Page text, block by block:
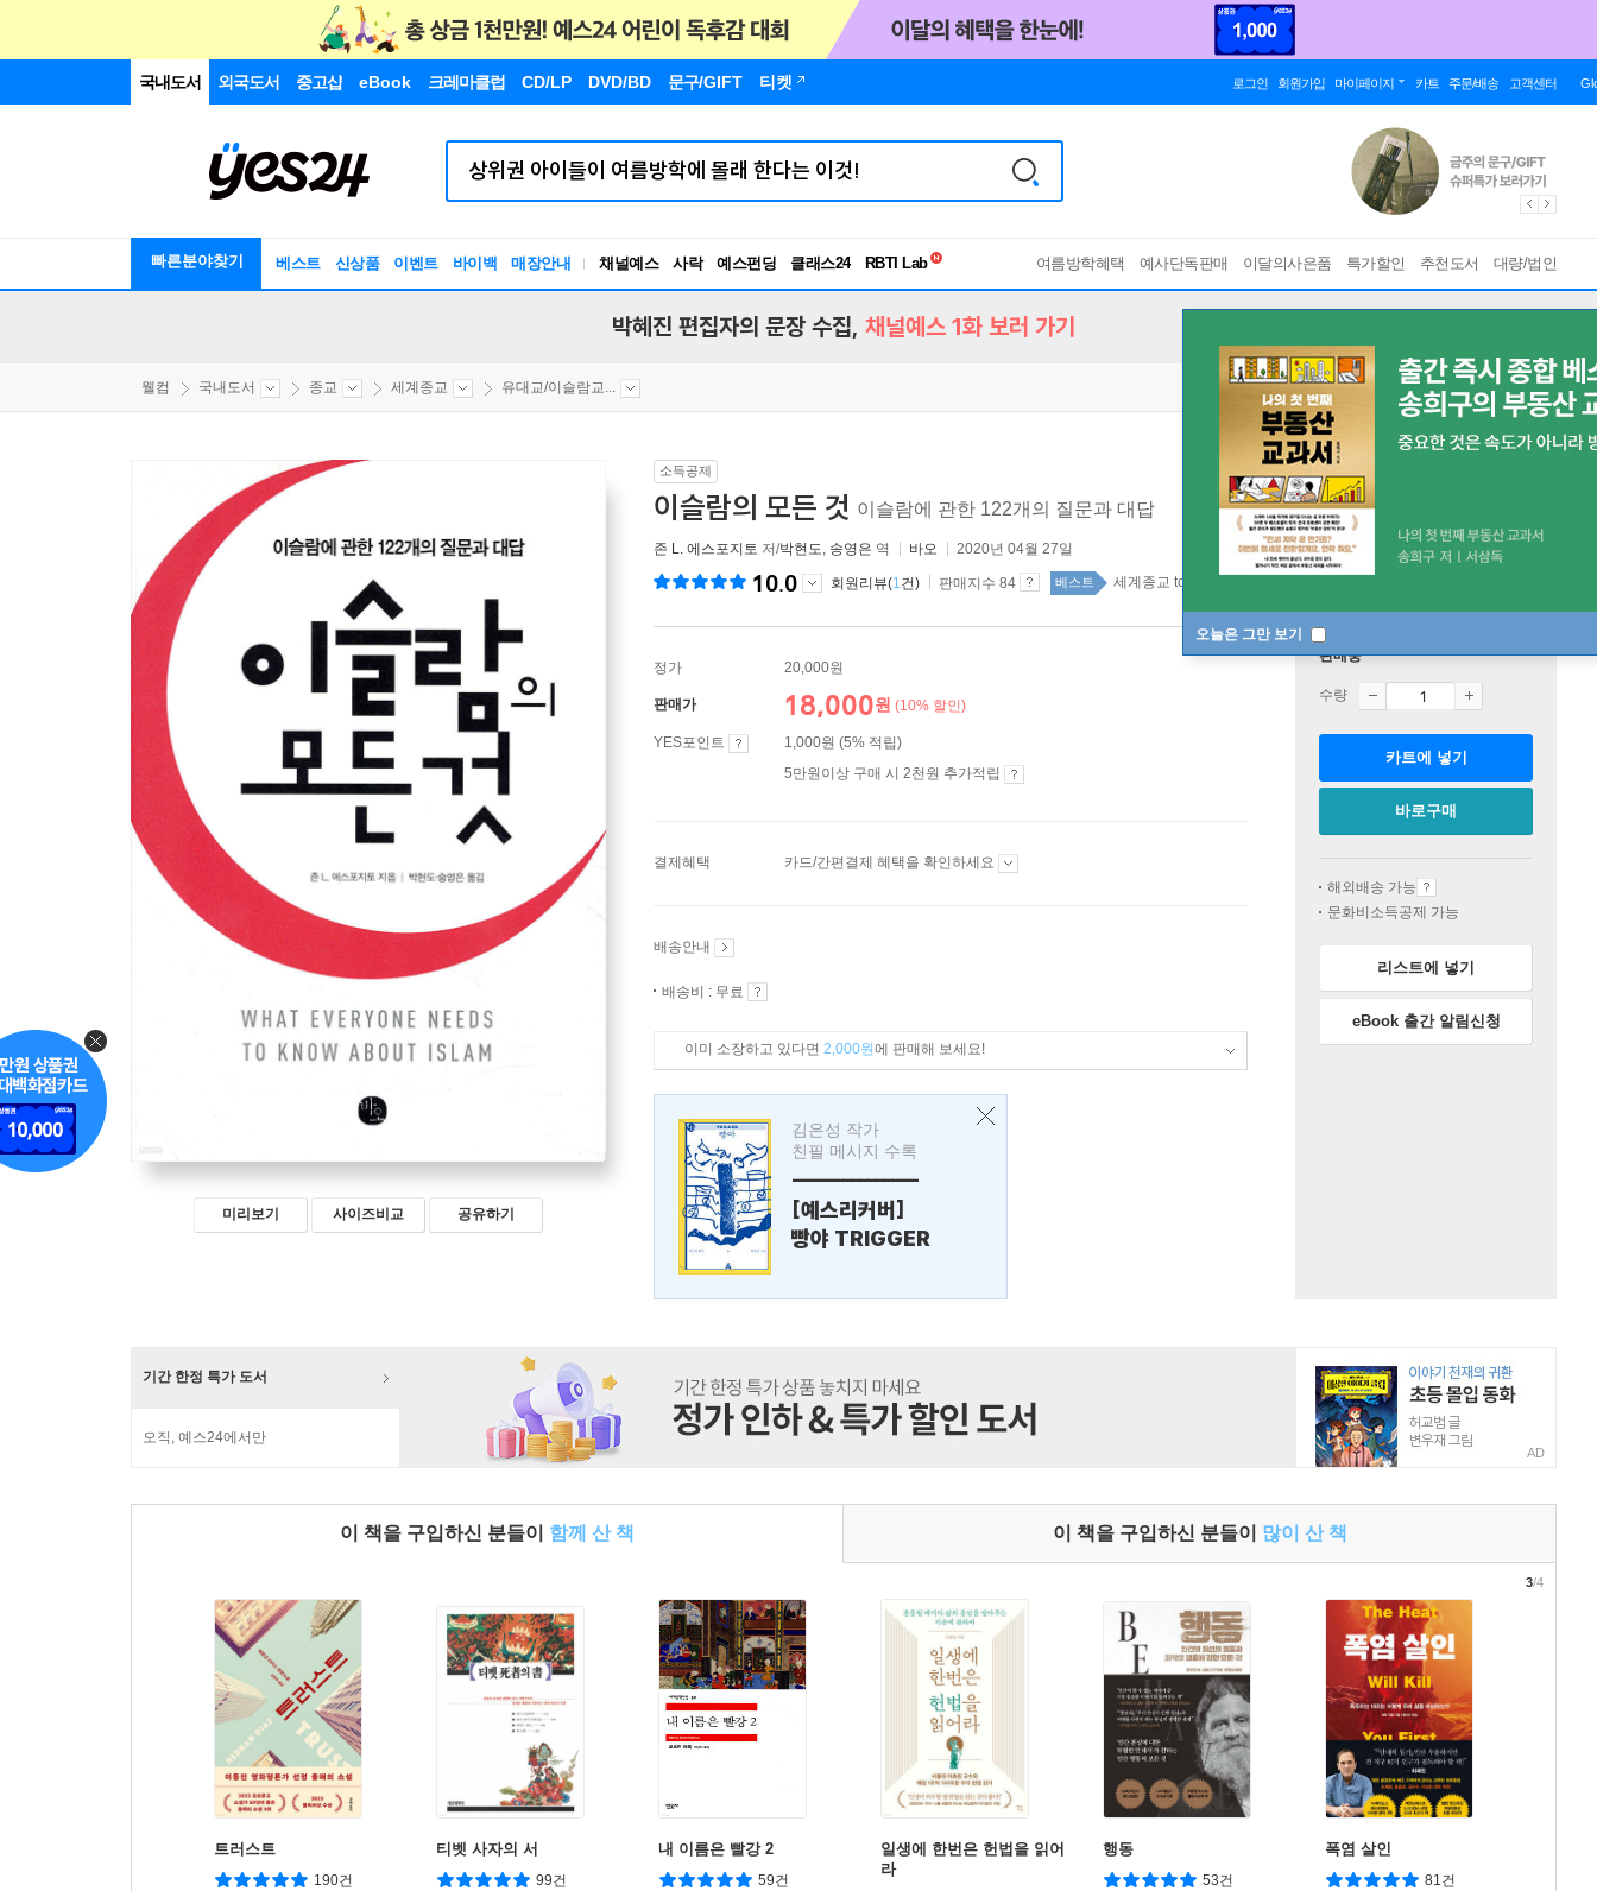
국내도서 외국도서 중고샵 eBook 크레마클럽 CD/LP DVD/BD 문구/GIFT 티켓 로그인 회원가입 마이페이지 카트 주문/배송 고객센터
빠른분야찾기 베스트 신상품 이벤트 바이백 매장안내 채널예스 사락 예스펀딩 클래스24
RBTI Lab
독서유형검사
여름방학혜택 예사단독판매 이달의사은품 특가할인 추천도서 대량/법인
오늘은 그만 보기
박혜진 편집자의 문장 수집, 채널예스 1화 보러 가기
웰컴 국내도서 종교 세계종교 유대교/이슬람교...
미리보기 사이즈비교 공유하기
소득공제
이슬람의 모든 것 이슬람에 관한 122개의 질문과 대답
존 L. 에스포지토 저/박현도, 송영은 역 바오 2020년 04월 27일
10.0 회원리뷰(1건) 판매지수 84 베스트 세계종교 top20 46주
정가 20,000원
판매가 18,000원 (10% 할인)
YES포인트
1,000원 (5% 적립)
5만원이상 구매 시 2천원 추가적립
결제혜택 카드/간편결제 혜택을 확인하세요
배송안내
배송비 : 무료
이미 소장하고 있다면 2,000원에 판매해 보세요!
김은성 작가
친필 메시지 수록
---------------
[예스리커버]
빵야 TRIGGER
판매중
수량
카트에 넣기
바로구매
해외배송 가능
문화비소득공제 가능
리스트에 넣기
eBook 출간 알림신청
기간 한정 특가 도서
오직, 예스24에서만
AD
이 책을 구입하신 분들이 함께 산 책 이 책을 구입하신 분들이 많이 산 책
트러스트
190건
티벳 사자의 서
99건
내 이름은 빨강 2
59건
일생에 한번은 헌법을 읽어
라
행동
53건
폭염 살인
81건
3/4